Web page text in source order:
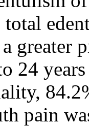
greater
24
pain